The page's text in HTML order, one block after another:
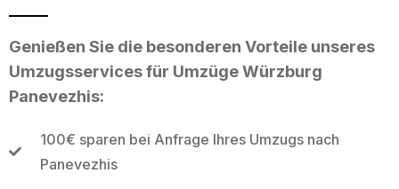
Genießen Sie die besonderen Vorteile unseres
Umzugsservices für Umzüge Würzburg
Panevezhis:
100€ sparen bei Anfrage Ihres Umzugs nach
Panevezhis